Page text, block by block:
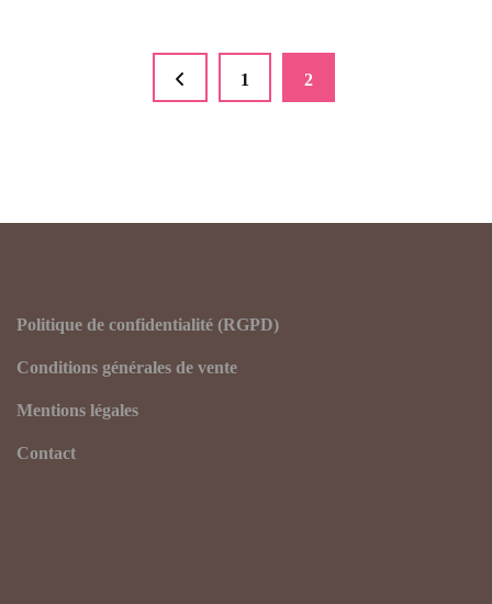
Page
1 Page
2
Politique de confidentialité (RGPD)
Conditions générales de vente
Mentions légales
Contact